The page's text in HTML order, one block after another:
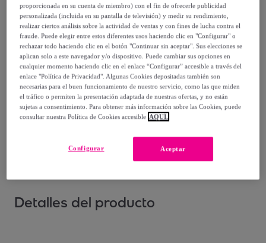
Entrega
Envío gratis
Entrega: Entre el11/08y el14/08
Detalles del producto
proporcionada en su cuenta de miembro) con el fin de ofrecerle publicidad
personalizada (incluida en su pantalla de televisión) y medir su rendimiento,
realizar ciertos análisis sobre la actividad de ventas y con fines de lucha contra el
fraude. Puede elegir entre estos diferentes usos haciendo clic en "Configurar" o
rechazar todo haciendo clic en el botón "Continuar sin aceptar". Sus elecciones se
aplican solo a este navegador y/o dispositivo. Puede cambiar sus opciones en
cualquier momento haciendo clic en el enlace “Configurar” accesible a través del
enlace "Política de Privacidad". Algunas Cookies depositadas también son
necesarias para el buen funcionamiento de nuestro servicio, como las que miden
el tráfico o permiten la presentación adaptada de nuestras ofertas, y no están
sujetas a consentimiento. Para obtener más información sobre las Cookies, puede
consultar nuestra Política de Cookies accesible AQUÍ.
Aceptar
Configurar